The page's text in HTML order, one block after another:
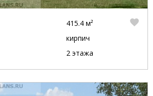
415.4 м²
кирпич
2 этажа